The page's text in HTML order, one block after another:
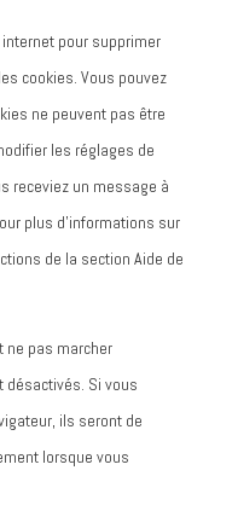
pour supprimer
cookies. Vous pouvez
ne peuvent pas être
les réglages de
receviez un message à
plus d’informations sur
de la section Aide de
ne pas marcher
Si vous
ils seront de
lorsque vous